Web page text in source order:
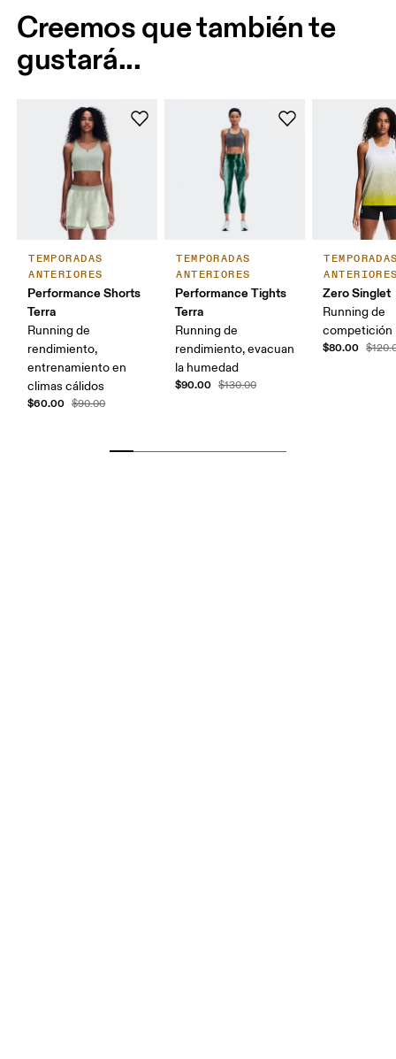
Creemos que también te
gustará...
TEMPORADAS
ANTERIORES
Performance Shorts
Terra
Running de
rendimiento,
entrenamiento en
climas cálidos
$60.00 $90.00
TEMPORADAS
ANTERIORES
Performance Tights
Terra
Running de
rendimiento, evacuan
la humedad
$90.00 $130.00
Zero Singlet
Running de
competición
$80.00